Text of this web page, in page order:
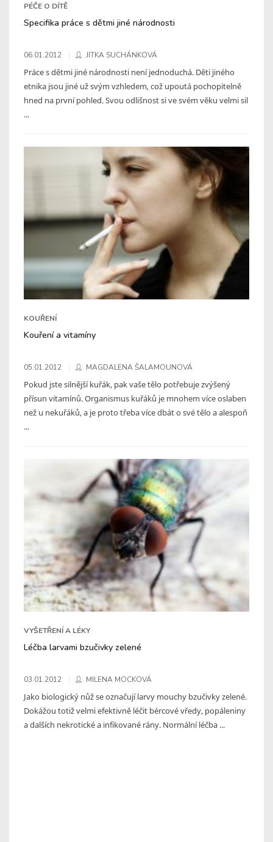
PÉČE O DÍTĚ
Specifika práce s dětmi jiné národnosti
06.01.2012 JITKA SUCHÁNKOVÁ
Práce s dětmi jiné národnosti není jednoduchá. Děti jiného
etnika jsou jiné už svým vzhledem, což upoutá pochopitelně
hned na první pohled. Svou odlišnost si ve svém věku velmi sil
...
KOUŘENÍ
Kouření a vitamíny
05.01.2012 MAGDALENA ŠALAMOUNOVÁ
Pokud jste silnější kuřák, pak vaše tělo potřebuje zvýšený
přísun vitamínů. Organismus kuřáků je mnohem více oslaben
než u nekuřáků, a je proto třeba více dbát o své tělo a alespoň
...
VYŠETŘENÍ A LÉKY
Léčba larvami bzučivky zelené
03.01.2012 MILENA MOCKOVÁ
Jako biologický nůž se označují larvy mouchy bzučivky zelené.
Dokážou totiž velmi efektivně léčit bércové vředy, popáleniny
a dalších nekrotické a infikované rány. Normální léčba ...